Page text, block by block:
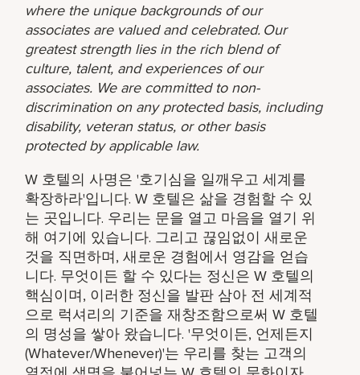
where the unique backgrounds of our
associates are valued and celebrated. Our
greatest strength lies in the rich blend of
culture, talent, and experiences of our
associates. We are committed to non-
discrimination on any protected basis, including
disability, veteran status, or other basis
protected by applicable law.
W 호텔의 사명은 '호기심을 일깨우고 세계를
확장하라'입니다. W 호텔은 삶을 경험할 수 있
는 곳입니다. 우리는 문을 열고 마음을 열기 위
해 여기에 있습니다. 그리고 끊임없이 새로운
것을 직면하며, 새로운 경험에서 영감을 얻습
니다. 무엇이든 할 수 있다는 정신은 W 호텔의
핵심이며, 이러한 정신을 발판 삼아 전 세계적
으로 럭셔리의 기준을 재창조함으로써 W 호텔
의 명성을 쌓아 왔습니다. '무엇이든, 언제든지
(Whatever/Whenever)'는 우리를 찾는 고객의